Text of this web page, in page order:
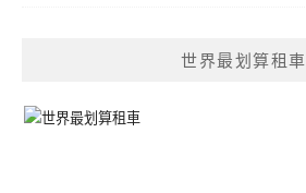
世界最划算租車